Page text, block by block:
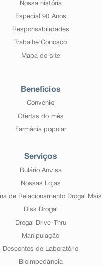
Nossa história
Especial 90 Anos
Responsabilidades
Trabalhe Conosco
Mapa do site
Benefícios
Convênio
Ofertas do mês
Farmácia popular
Serviços
Bulário Anvisa
Nossas Lojas
de Relacionamento Drogal Mais
Disk Drogal
Drogal Drive-Thru
Manipulação
Descontos de Laboratório
Bioimpedância